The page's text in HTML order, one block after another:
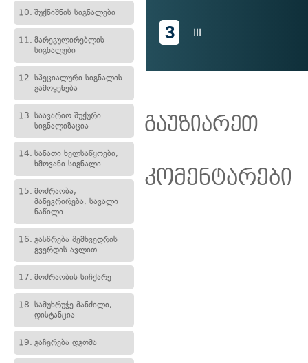
10. შუქნიშნის სიგნალები
11. მარეგულირებლის
სიგნალები
12. სპეციალური სიგნალის
გამოყენება
13. საავარიო შუქური
სიგნალიზაცია
14. სანათი ხელსაწყოები,
ხმოვანი სიგნალი
15. მოძრაობა,
მანევრირება, სავალი
ნაწილი
16. გასწრება შემხვედრის
გვერდის ავლით
17. მოძრაობის სიჩქარე
18. სამუხრუჭე მანძილი,
დისტანცია
19. გაჩერება დგომა
3 III
გაუზიარეთ
კომენტარები